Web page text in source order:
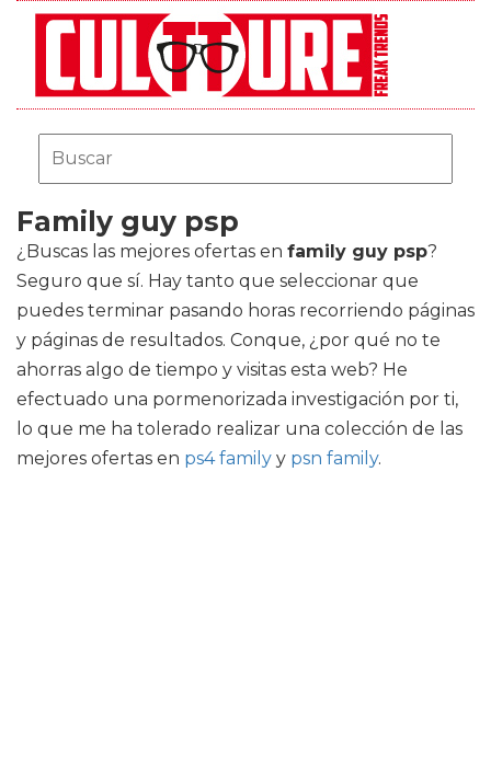
Family guy psp
¿Buscas las mejores ofertas en family guy psp?
Seguro que sí. Hay tanto que seleccionar que
puedes terminar pasando horas recorriendo páginas
y páginas de resultados. Conque, ¿por qué no te
ahorras algo de tiempo y visitas esta web? He
efectuado una pormenorizada investigación por ti,
lo que me ha tolerado realizar una colección de las
mejores ofertas en ps4 family y psn family.